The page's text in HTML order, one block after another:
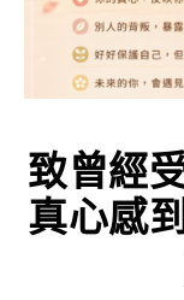
致曾經
真心感